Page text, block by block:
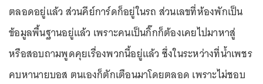
ตลอดอยู่แล้ว ส่วนคีย์การ์ดก็อยู่ในรถ ส่วนเลขที่ห้องพักเป็น
ข้อมูลพื้นฐานอยู่แล้ว เพราะคนเป็นกิ๊กก็ต้องเคยไปมาหาสู่
หรือสอบถามพูดคุยเรื่องพวกนี้อยู่แล้ว ซึ่งในระหว่างที่น้ำเพชร
คบหานายบอส ตนเองก็ตักเตือนมาโดยตลอด เพราะไม่ชอบ